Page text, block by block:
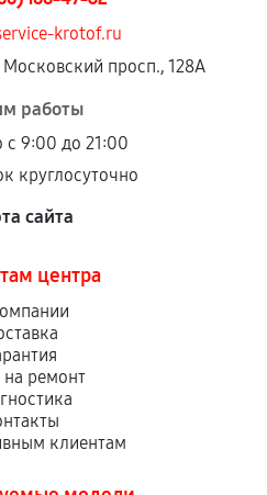
krotof.ru
просп., 128А
работы
с 9:00 до 21:00
круглосуточно
сайта
центра
ремонт
клиентам